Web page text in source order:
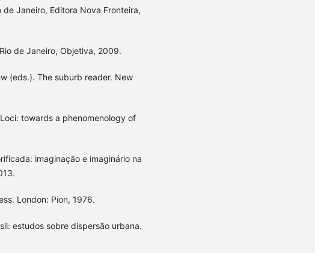
de Janeiro, Editora Nova Fronteira,
de Janeiro, Objetiva, 2009.
(eds.). The suburb reader. New
towards a phenomenology of
imaginação e imaginário na
London: Pion, 1976.
estudos sobre dispersão urbana.